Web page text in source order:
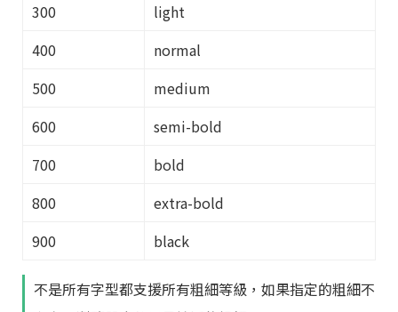
300
light
400
normal
500
medium
600
semi-bold
700
bold
800
extra-bold
900
black
不是所有字型都支援所有粗細等級，如果指定的粗細不